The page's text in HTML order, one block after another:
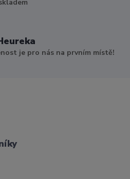
je pro nás na prvním místě!